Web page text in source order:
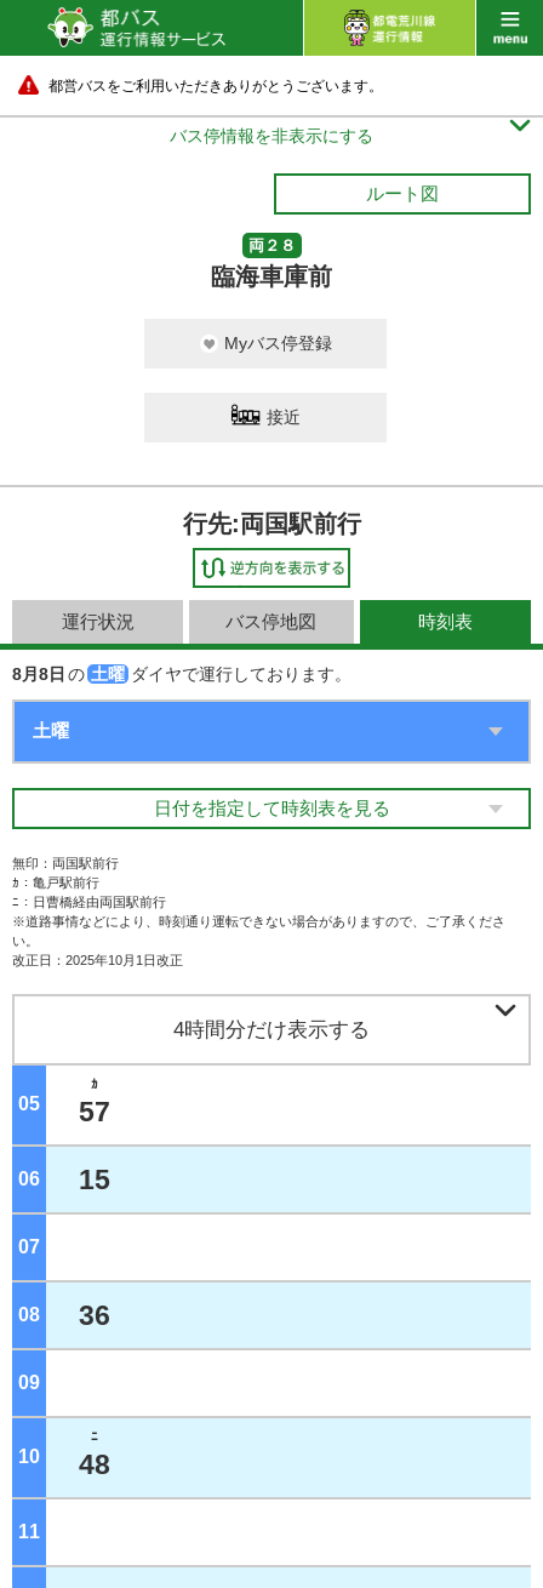
都営バスをご利用いただきありがとうございます。
バス停情報を非表示にする 
ルート図
両２８
臨海車庫前
Myバス停登録
接近
行先:両国駅前行
運行状況 バス停地図 時刻表
8月8日 の 土曜 ダイヤで運行しております。
日付を指定して時刻表を見る
無印：両国駅前行
ｶ：亀戸駅前行
ﾆ：日曹橋経由両国駅前行
※道路事情などにより、時刻通り運転できない場合がありますので、ご了承くださ
い。
改正日：2025年10月1日改正
4時間分だけ表示する 
05
ｶ
57
06 15
07
08 36
09
10
ﾆ
48
11